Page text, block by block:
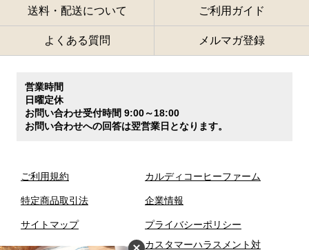
送料・配送について ご利用ガイド
よくある質問 メルマガ登録
営業時間
日曜定休
お問い合わせ受付時間 9:00～18:00
お問い合わせへの回答は翌営業日となります。
ご利用規約
特定商品取引法
サイトマップ
カルディコーヒーファーム
企業情報
プライバシーポリシー
カスタマーハラスメント対